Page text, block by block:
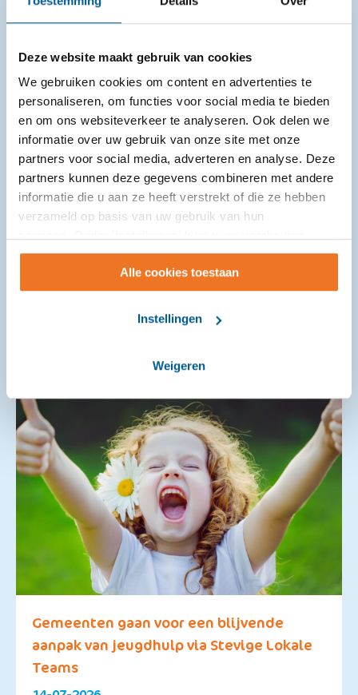
Deze website maakt gebruik van cookies
We gebruiken cookies om content en advertenties te
personaliseren, om functies voor social media te bieden
en om ons websiteverkeer te analyseren. Ook delen we
informatie over uw gebruik van onze site met onze
partners voor social media, adverteren en analyse. Deze
partners kunnen deze gegevens combineren met andere
informatie die u aan ze heeft verstrekt of die ze hebben
verzameld op basis van uw gebruik van hun
wijzigen.
Alle cookies toestaan
Instellingen
Weigeren
Laat jezelf zien en horen: training ‘Stevig
in je schoenen’
23-07-2026
Vind je het lastig om te zeggen wat je denkt, voelt of
nodig hebt? Zeg je vaak ja terwijl je eigenlijk nee
bedoelt? Of voel ...
Gemeenten gaan voor een blijvende
aanpak van jeugdhulp via Stevige Lokale
Teams